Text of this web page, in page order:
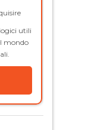
utili
mondo